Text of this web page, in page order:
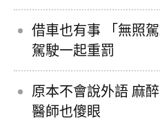
借車也有事 「無照
駕駛一起重罰
原本不會說外語 麻
醫師也傻眼